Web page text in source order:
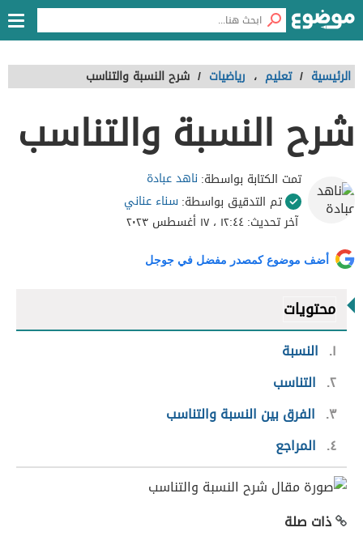
الرئيسية / تعليم ، رياضيات / شرح النسبة والتناسب
شرح النسبة والتناسب
تمت الكتابة بواسطة: ناهد عبادة
تم التدقيق بواسطة:سناء عناني
آخر تحديث:١٢:٤٤ ، ١٧ أغسطس ٢٠٢٣
أضف موضوع كمصدر مفضل في جوجل
محتويات
١
النسبة
٢ التناسب
٣
الفرق بين النسبة والتناسب
٤
المراجع
ذات صلة